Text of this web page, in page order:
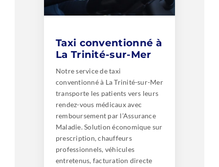
Taxi conventionné à
La Trinité-sur-Mer
Notre service de taxi
conventionné à La Trinité-sur-Mer
transporte les patients vers leurs
rendez-vous médicaux avec
remboursement par l’Assurance
Maladie. Solution économique sur
prescription, chauffeurs
professionnels, véhicules
entretenus, facturation directe